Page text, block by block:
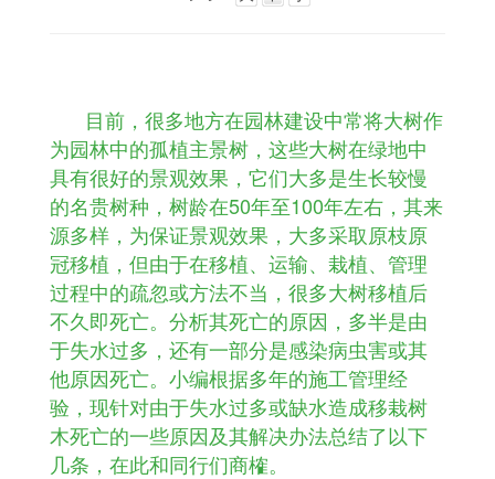
目前，很多地方在园林建设中常将大树作
为园林中的孤植主景树，这些大树在绿地中
具有很好的景观效果，它们大多是生长较慢
的名贵树种，树龄在50年至100年左右，其来
源多样，为保证景观效果，大多采取原枝原
冠移植，但由于在移植、运输、栽植、管理
过程中的疏忽或方法不当，很多大树移植后
不久即死亡。分析其死亡的原因，多半是由
于失水过多，还有一部分是感染病虫害或其
他原因死亡。小编根据多年的施工管理经
验，现针对由于失水过多或缺水造成移栽树
木死亡的一些原因及其解决办法总结了以下
几条，在此和同行们商榷。